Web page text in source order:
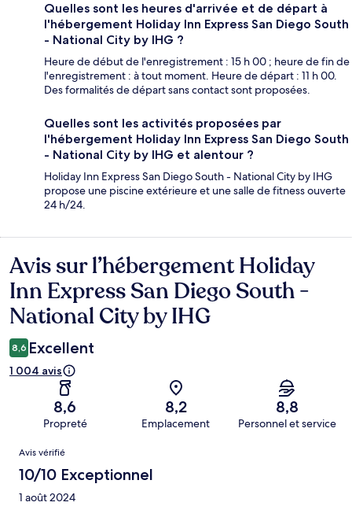
Quelles sont les heures d'arrivée et de départ à
l'hébergement Holiday Inn Express San Diego South
- National City by IHG ?
Heure de début de l'enregistrement : 15 h 00 ; heure de fin de
l'enregistrement : à tout moment. Heure de départ : 11 h 00.
Des formalités de départ sans contact sont proposées.
Quelles sont les activités proposées par
l'hébergement Holiday Inn Express San Diego South
- National City by IHG et alentour ?
Holiday Inn Express San Diego South - National City by IHG
propose une piscine extérieure et une salle de fitness ouverte
24 h/24.
Avis
Avis sur l’hébergement Holiday
Inn Express San Diego South -
National City by IHG
8,6 Excellent
1 004 avis
8,6
Propreté
8,2
Emplacement
8,8
Personnel et service
Avis
Avis vérifié
10/10 Exceptionnel
1 août 2024